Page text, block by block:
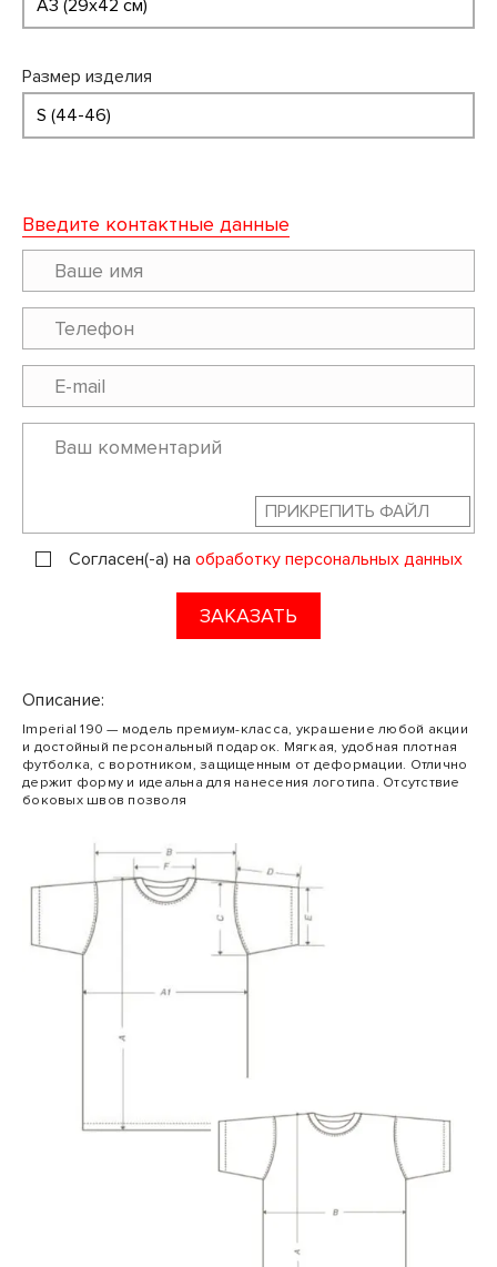
Размер изделия
Введите контактные данные
ПРИКРЕПИТЬ ФАЙЛ
Согласен(-а) на обработку персональных данных
ЗАКАЗАТЬ
Описание:
Imperial 190 — модель премиум-класса, украшение любой акции
и достойный персональный подарок. Мягкая, удобная плотная
футболка, с воротником, защищенным от деформации. Отлично
держит форму и идеальна для нанесения логотипа. Отсутствие
боковых швов позволя